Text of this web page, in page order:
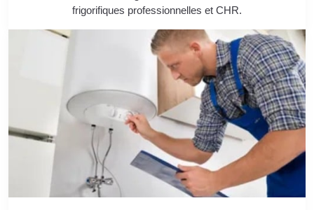
frigorifiques professionnelles et CHR.